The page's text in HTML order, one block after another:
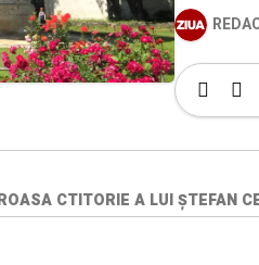
CTITORIE A LUI ȘTEFAN